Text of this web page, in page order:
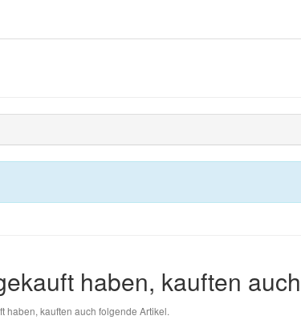
haben, kauften auch
haben, kauften auch folgende Artikel.